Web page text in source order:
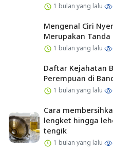
1 bulan yang lalu
Mengenal Ciri
Merupakan Tanda
1 bulan yang lalu
Daftar Kejahatan
Perempuan di
1 bulan yang lalu
Cara
lengket hingga
tengik
1 bulan yang lalu